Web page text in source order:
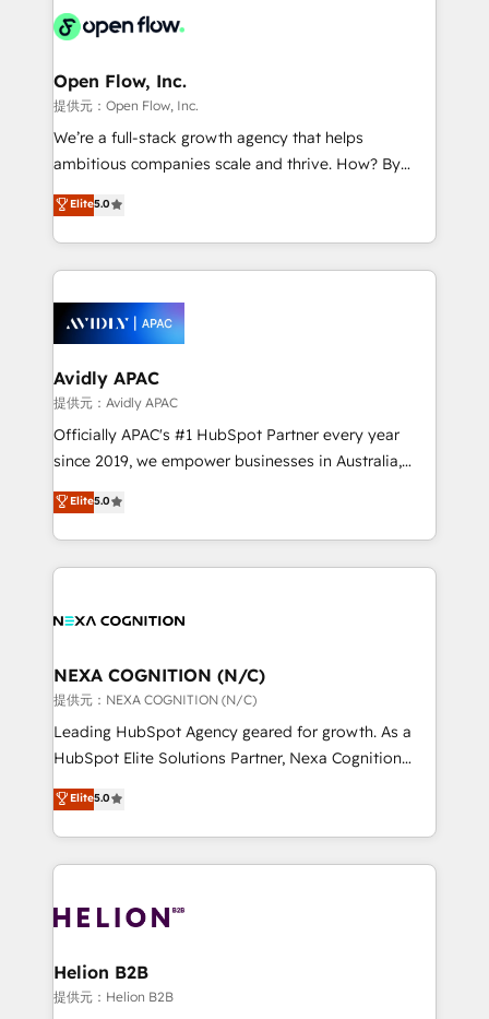
things are happening.
integrated buyers journey. Elixir is located in
and Stockholm Elixir is a first mover and leader
when it comes to HubSpot sales and service
implementations, highly renowned for our business
acumen, process (re-)design experience and a
integrate HubSpot with complex solutions like SAP,
MicroSoft, custom solutions,... Our company also has
execution, CPQ, customer portals and HubSpot CMS
Open Flow, Inc.
提供元：Open Flow, Inc.
We’re a full-stack growth agency that helps
ambitious companies scale and thrive. How? By
upgrading and streamlining every single revenue-
generating aspect of your business. We’re proud
HubSpot Elite Solutions Partners and devout CRM
nerds who can harness HubSpot’s custom digital
experience. Working hand-in-hand with your team,
we’ll assemble a RevOps machine that drives more
traffic, generates better leads and crushes your
revenue goals. We've worked with thousands of
HubSpot customers and we'd love to work with you
too! Clients come to us for: Advanced CRM solutions
HubSpot Data System Migrations between systems
to HubSpot New lead generation strategies Time-
Elite5.0
Avidly APAC
提供元：Avidly APAC
Officially APAC's #1 HubSpot Partner every year
since 2019, we empower businesses in Australia,
New Zealand, and globally to realise their full
potential through enterprise HubSpot CRM
implementation. And we deliver best practice across
the whole HubSpot platform, covering marketing,
all businesses, from start-up to Enterprise, and have
the world. Our human approach to digital
transformation is designed for businesses who want
to grow. And we're passionate about APAC
businesses leading the world in technology, agility
record migrating businesses from CRM & Marketing
Platforms such as Salesforce, Dynamics, Pipedrive,
with attract and retain customers, manage their
business people and processes, and how they
Elite5.0
NEXA COGNITION (N/C)
提供元：NEXA COGNITION (N/C)
Leading HubSpot Agency geared for growth. As a
HubSpot Elite Solutions Partner, Nexa Cognition
ranks in the top 1% of global HubSpot Partners and
has been one of the longest-standing partners since
2012. We empower businesses to harness the full
potential of HubSpot by combining strategic
bespoke HubSpot solutions tailored to drive
Choose Nexa Cognition? 🚀 HubSpot Expertise: Our
certified team specialises in CRM implementation,
Elite5.0
Helion B2B
提供元：Helion B2B